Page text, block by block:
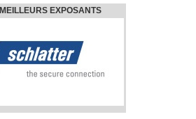
MEILLEURS EXPOSANTS